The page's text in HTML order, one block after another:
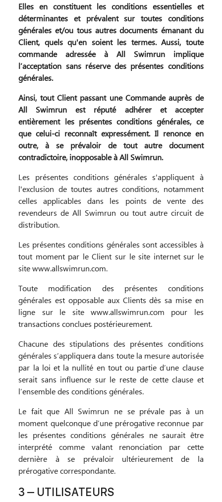
Elles en constituent les conditions essentielles et
déterminantes et prévalent sur toutes conditions
générales et/ou tous autres documents émanant du
Client, quels qu'en soient les termes. Aussi, toute
commande adressée à All Swimrun implique
l’acceptation sans réserve des présentes conditions
générales.
Ainsi, tout Client passant une Commande auprès de
All Swimrun est réputé adhérer et accepter
entièrement les présentes conditions générales, ce
que celui-ci reconnaît expressément. Il renonce en
outre, à se prévaloir de tout autre document
contradictoire, inopposable à All Swimrun.
Les présentes conditions générales s'appliquent à
l'exclusion de toutes autres conditions, notamment
celles applicables dans les points de vente des
revendeurs de All Swimrun ou tout autre circuit de
distribution.
Les présentes conditions générales sont accessibles à
tout moment par le Client sur le site internet sur le
site www.allswimrun.com.
Toute modification des présentes conditions
générales est opposable aux Clients dès sa mise en
ligne sur le site www.allswimrun.com pour les
transactions conclues postérieurement.
Chacune des stipulations des présentes conditions
générales s’appliquera dans toute la mesure autorisée
par la loi et la nullité en tout ou partie d’une clause
serait sans influence sur le reste de cette clause et
l’ensemble des conditions générales.
Le fait que All Swimrun ne se prévale pas à un
moment quelconque d’une prérogative reconnue par
les présentes conditions générales ne saurait être
interprété comme valant renonciation par cette
dernière à se prévaloir ultérieurement de la
prérogative correspondante.
3 – UTILISATEURS